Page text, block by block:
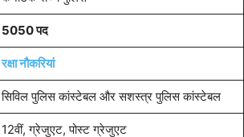
5050 पद
रक्षा नौकरियां
सिविल पुलिस कांस्टेबल और सशस्त्र पुलिस कांस्टेबल
12वीं, ग्रेजुएट, पोस्ट ग्रेजुएट